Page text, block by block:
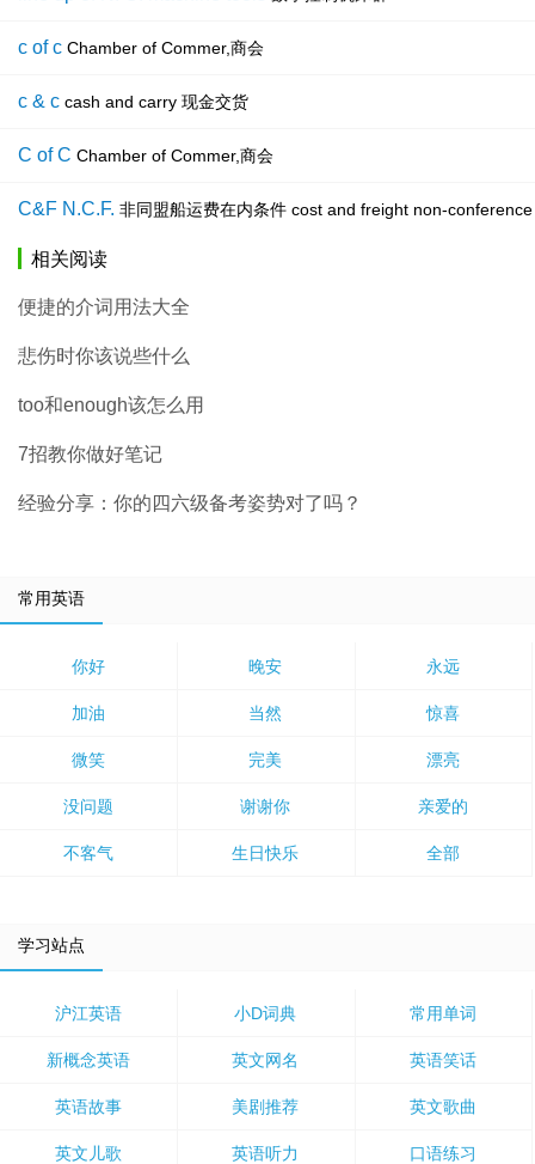
c of c Chamber of Commer,商会
c & c cash and carry 现金交货
C of C Chamber of Commer,商会
C&F N.C.F. 非同盟船运费在内条件 cost and freight non-
相关阅读
便捷的介词用法大全
悲伤时你该说些什么
too和enough该怎么用
7招教你做好笔记
经验分享：你的四六级备考姿势对了吗？
常用英语
你好 晚安 永远
加油 当然 惊喜
微笑 完美 漂亮
没问题 谢谢你 亲爱的
不客气 生日快乐 全部
学习站点
沪江英语 小D词典 常用单词
新概念英语 英文网名 英语笑话
英语故事 美剧推荐 英文歌曲
英文儿歌 英语听力 口语练习